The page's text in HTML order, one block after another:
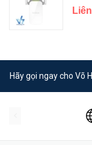
Hãy gọi ngay cho Võ